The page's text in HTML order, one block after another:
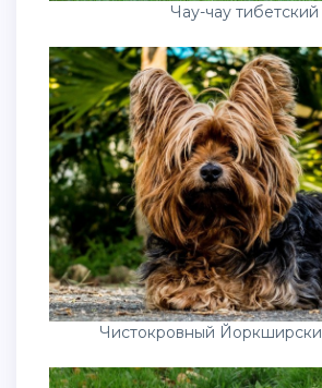
Чау-чау тибетский
Чистокровный